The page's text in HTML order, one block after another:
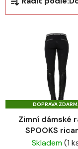
a
z
o
d
p
r
DOPRAVA
Zimní dámské
SPOOKS
thermo
Skladem(1